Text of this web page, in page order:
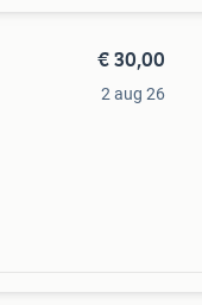
€ 30,00
2 aug 26